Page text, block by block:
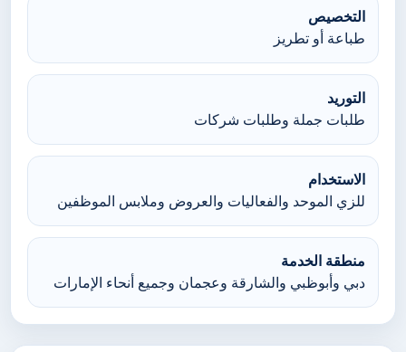
التخصيص
طباعة أو تطريز
التوريد
طلبات جملة وطلبات شركات
الاستخدام
للزي الموحد والفعاليات والعروض وملابس الموظفين
منطقة الخدمة
دبي وأبوظبي والشارقة وعجمان وجميع أنحاء الإمارات